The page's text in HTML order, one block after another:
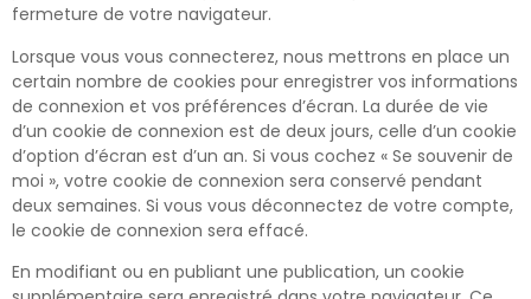
fermeture de votre navigateur.
Lorsque vous vous connecterez, nous mettrons en place un
certain nombre de cookies pour enregistrer vos informations
de connexion et vos préférences d’écran. La durée de vie
d’un cookie de connexion est de deux jours, celle d’un cookie
d’option d’écran est d’un an. Si vous cochez « Se souvenir de
moi », votre cookie de connexion sera conservé pendant
deux semaines. Si vous vous déconnectez de votre compte,
le cookie de connexion sera effacé.
En modifiant ou en publiant une publication, un cookie